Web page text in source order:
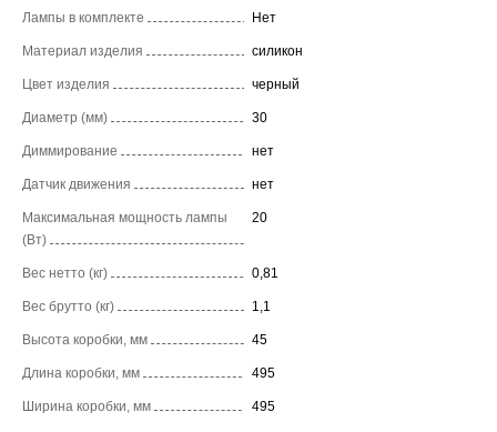
Лампы в комплекте Нет
Материал изделия силикон
Цвет изделия черный
Диаметр (мм) 30
Диммирование нет
Датчик движения нет
Максимальная мощность лампы
(Вт)
20
Вес нетто (кг) 0,81
Вес брутто (кг) 1,1
Высота коробки, мм 45
Длина коробки, мм 495
Ширина коробки, мм 495